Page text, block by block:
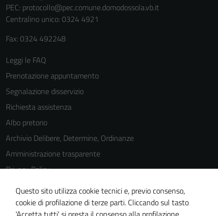
PEC: protocollo@pec.comune.domodossola.vb.it
Centralino unico: 0324 4921
Fax: 0324 492248
Leggi le FAQ
Prenotazione appuntamento
Segnalazione disservizio
Richiesta assistenza
Albo pretorio
Archivio Delibere, Determine, Ordinanze
Amministrazione trasparente
Privacy Policy
Cookie Policy
Note legali
Questo sito utilizza cookie tecnici e, previo consenso,
cookie di profilazione di terze parti. Cliccando sul tasto